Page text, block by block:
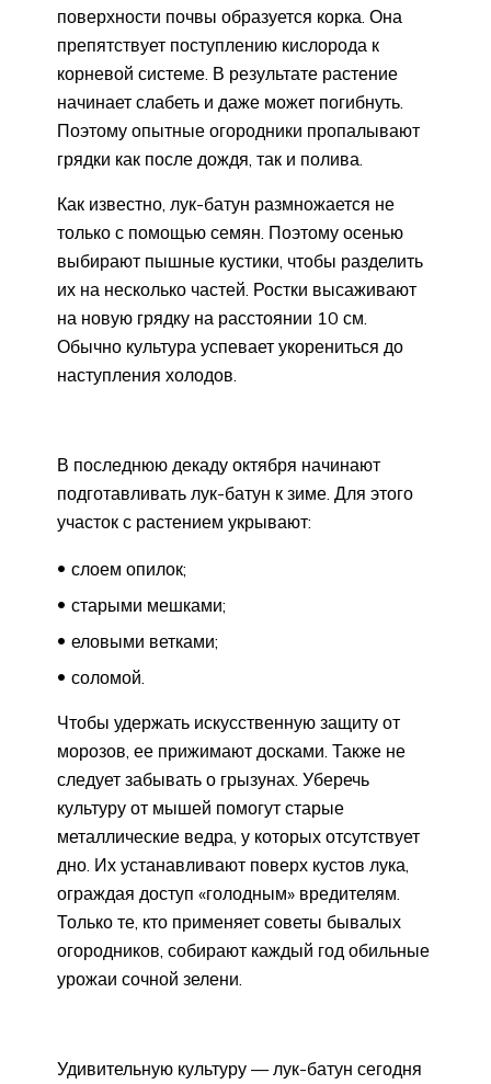
поверхности почвы образуется корка. Она
препятствует поступлению кислорода к
корневой системе. В результате растение
начинает слабеть и даже может погибнуть.
Поэтому опытные огородники пропалывают
грядки как после дождя, так и полива.
Как известно, лук-батун размножается не
только с помощью семян. Поэтому осенью
выбирают пышные кустики, чтобы разделить
их на несколько частей. Ростки высаживают
на новую грядку на расстоянии 10 см.
Обычно культура успевает укорениться до
наступления холодов.
В последнюю декаду октября начинают
подготавливать лук-батун к зиме. Для этого
участок с растением укрывают:
слоем опилок;
старыми мешками;
еловыми ветками;
соломой.
Чтобы удержать искусственную защиту от
морозов, ее прижимают досками. Также не
следует забывать о грызунах. Уберечь
культуру от мышей помогут старые
металлические ведра, у которых отсутствует
дно. Их устанавливают поверх кустов лука,
ограждая доступ «голодным» вредителям.
Только те, кто применяет советы бывалых
огородников, собирают каждый год обильные
урожаи сочной зелени.
Удивительную культуру — лук-батун сегодня